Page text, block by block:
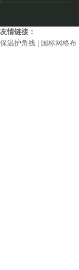
友情链接：
保温护角线
国标网格布